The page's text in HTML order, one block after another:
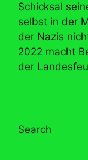
Schicksal
selbst in der
der Nazis
2022 macht
der
Search